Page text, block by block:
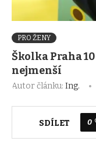
PRO ŽENY
Školka Praha
nejmenší
Autor článku: Ing.
SDÍLET 0